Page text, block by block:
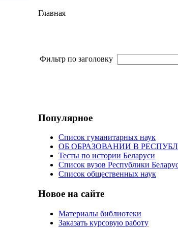
Главная
Фильтр по заголовку
Популярное
Список гуманитарных наук
ОБ ОБРАЗОВАНИИ В
Тесты по истории Беларуси
Список вузов Республики
Список общественных наук
Новое на сайте
Материалы библиотеки
Заказать курсовую работу